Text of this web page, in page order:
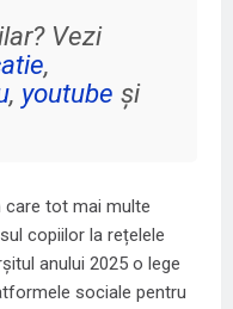
Vezi
,
, youtube și
care tot mai multe
copiilor la rețelele
anului 2025 o lege
sociale pentru